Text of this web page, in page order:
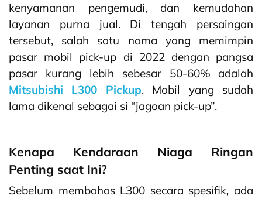
kenyamanan pengemudi, dan kemudahan
layanan purna jual. Di tengah persaingan
tersebut, salah satu nama yang memimpin
pasar mobil pick-up di 2022 dengan pangsa
pasar kurang lebih sebesar 50-60%
adalah
Mitsubishi L300 Pickup. Mobil yang sudah
lama dikenal sebagai si “jagoan pick-up”.
Kenapa Kendaraan Niaga Ringan
Penting saat Ini?
Sebelum membahas L300 secara spesifik, ada